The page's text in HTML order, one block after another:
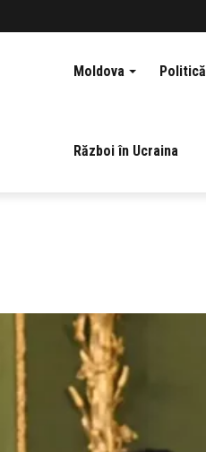
Moldova Politică
Război în Ucraina